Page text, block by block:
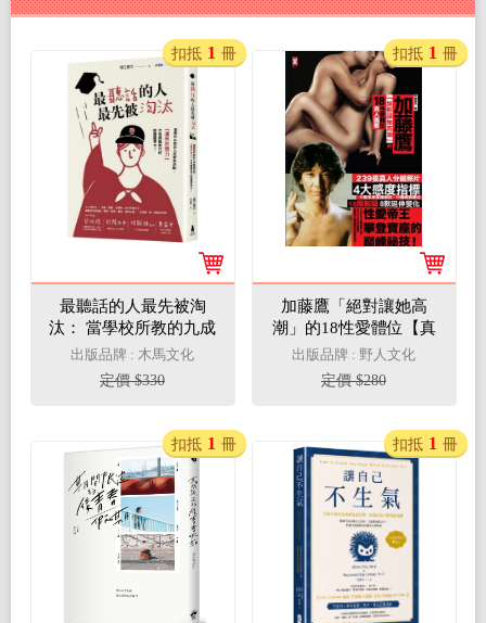
最聽話的人最先被淘
汰： 當學校所教的九成
都是洗腦，「渾然忘我
力」才是網路世代的關
鍵競爭力！
出版品牌 : 木馬文化
定價 $330
扣抵 1 冊
加藤鷹「絕對讓她高
潮」的18性愛體位【真
人圖解】
出版品牌 : 野人文化
定價 $280
扣抵 1 冊
扣抵 1 冊 扣抵 1 冊